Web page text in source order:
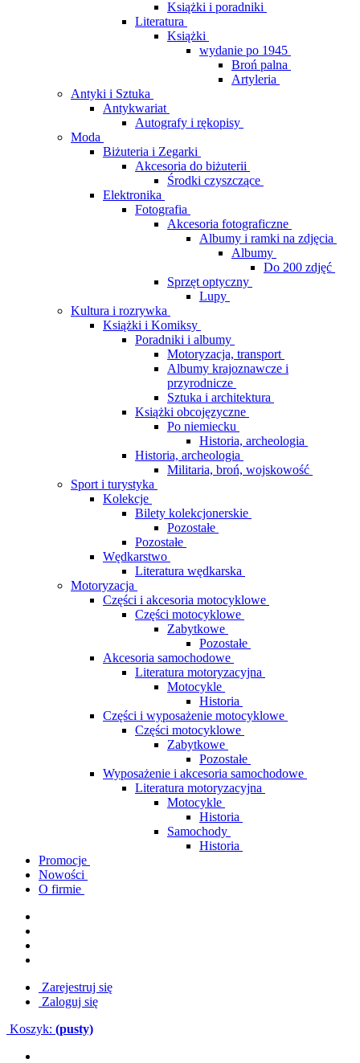
Książki i poradniki
Literatura
Książki
wydanie po 1945
Broń palna
Artyleria
Antyki i Sztuka
Antykwariat
Autografy i rękopisy
Moda
Biżuteria i Zegarki
Akcesoria do biżuterii
Środki czyszczące
Elektronika
Fotografia
Akcesoria fotograficzne
Albumy i ramki na zdjęcia
Albumy
Do 200 zdjęć
Sprzęt optyczny
Lupy
Kultura i rozrywka
Książki i Komiksy
Poradniki i albumy
Motoryzacja, transport
Albumy krajoznawcze i
przyrodnicze
Sztuka i architektura
Książki obcojęzyczne
Po niemiecku
Historia, archeologia
Historia, archeologia
Militaria, broń, wojskowość
Sport i turystyka
Kolekcje
Bilety kolekcjonerskie
Pozostałe
Pozostałe
Wędkarstwo
Literatura wędkarska
Motoryzacja
Części i akcesoria motocyklowe
Części motocyklowe
Zabytkowe
Pozostałe
Akcesoria samochodowe
Literatura motoryzacyjna
Motocykle
Historia
Części i wyposażenie motocyklowe
Części motocyklowe
Zabytkowe
Pozostałe
Wyposażenie i akcesoria samochodowe
Literatura motoryzacyjna
Motocykle
Historia
Samochody
Historia
Promocje
Nowości
O firmie
Zarejestruj się
Zaloguj się
Koszyk: (pusty)